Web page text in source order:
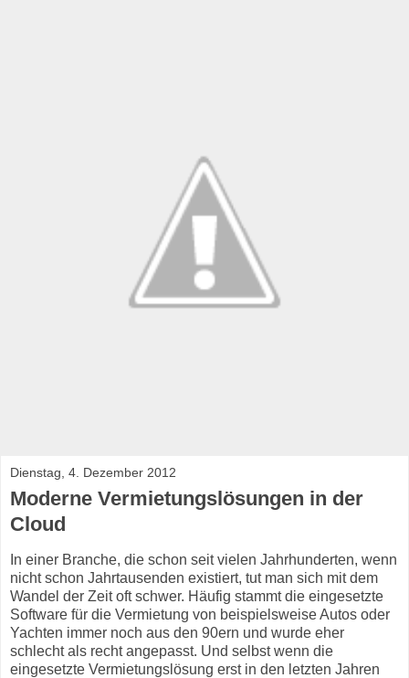
Dienstag, 4. Dezember 2012
Moderne Vermietungslösungen in der
Cloud
In einer Branche, die schon seit vielen Jahrhunderten, wenn
nicht schon Jahrtausenden existiert, tut man sich mit dem
Wandel der Zeit oft schwer. Häufig stammt die eingesetzte
Software für die Vermietung von beispielsweise Autos oder
Yachten immer noch aus den 90ern und wurde eher
schlecht als recht angepasst. Und selbst wenn die
eingesetzte Vermietungslösung erst in den letzten Jahren